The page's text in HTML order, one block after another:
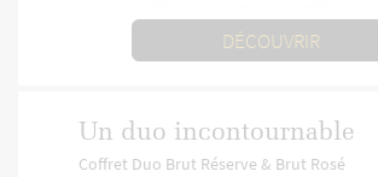
DÉCOUVRIR
Un duo incontournable
Coffret Duo Brut Réserve & Brut Rosé